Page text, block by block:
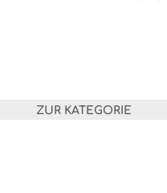
ZUR KATEGORIE